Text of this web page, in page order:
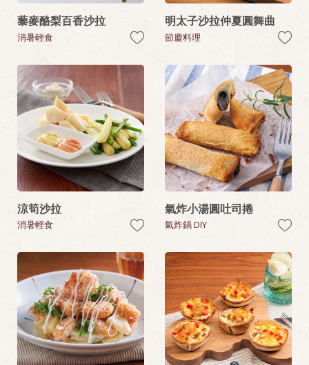
藜麥酪梨百香沙拉
消暑輕食
明太子沙拉仲夏圓舞曲
節慶料理
涼筍沙拉
消暑輕食
氣炸小湯圓吐司捲
氣炸鍋 DIY